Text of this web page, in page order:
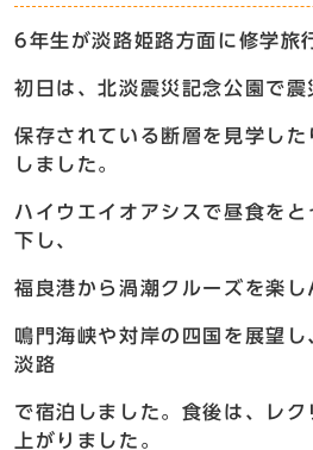
6年生が淡路姫路方面に修学旅
初日は、北淡震災記念公園で震
保存されている断層を見学した
しました。
ハイウエイオアシスで昼食を
下し、
福良港から渦潮クルーズを楽し
鳴門海峡や対岸の四国を展望
淡路
で宿泊しました。食後は、レク
上がりました。